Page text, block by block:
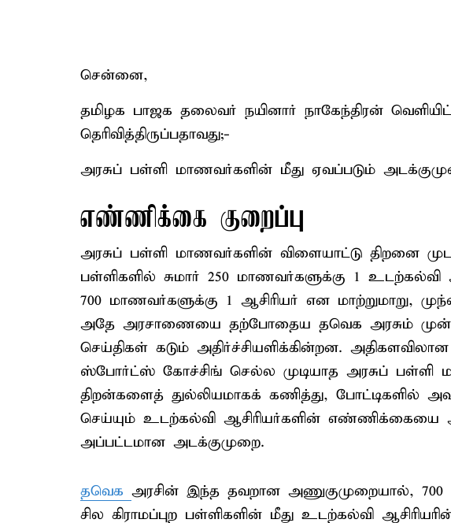
சென்னை,
தமிழக பாஜக தலைவர் நயினார் நாகேந்திரன்
தெரிவித்திருப்பதாவது;-
அரசுப் பள்ளி மாணவர்களின் மீது ஏவப்படும்
எண்ணிக்கை குறைப்பு
அரசுப் பள்ளி மாணவர்களின் விளையாட்டு திறனை
பள்ளிகளில் சுமார் 250 மாணவர்களுக்கு 1 உடற்கல்வி
700 மாணவர்களுக்கு 1 ஆசிரியர் என மாற்றுமாறு,
அதே அரசாணையை தற்போதைய தவெக அரசும்
செய்திகள் கடும் அதிர்ச்சியளிக்கின்றன.
ஸ்போர்ட்ஸ் கோச்சிங் செல்ல முடியாத அரசுப் பள்ளி
திறன்களைத் துல்லியமாகக் கணித்து, போட்டிகளில்
செய்யும் உடற்கல்வி ஆசிரியர்களின் எண்ணிக்கையை
அப்பட்டமான அடக்குமுறை.
தவெக அரசின் இந்த தவறான அணுகுமுறையால், 700
சில கிராமப்புற பள்ளிகளின் மீது உடற்கல்வி